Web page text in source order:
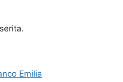
Emilia